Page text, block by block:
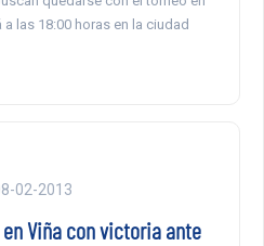
las 18:00 horas en la ciudad
02-2013
Viña con victoria ante